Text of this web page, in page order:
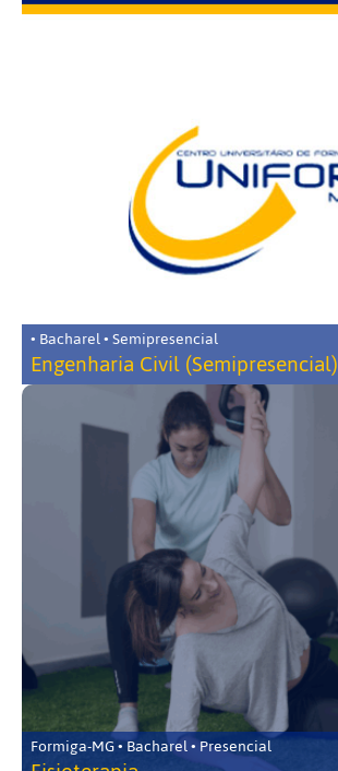
• Bacharel • Semipresencial
Engenharia Civil (Semipresencial)
Formiga-MG • Bacharel • Presencial